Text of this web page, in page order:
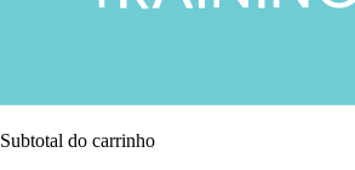
Subtotal do carrinho